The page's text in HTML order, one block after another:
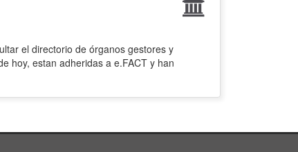
el directorio de órganos gestores y
hoy, estan adheridas a e.FACT y han